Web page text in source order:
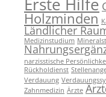
Holzminden
Ländlicher
Medizinstudium
narzisstische
Rückholdienst
Verdauung
Zahnmedizin Ärzte